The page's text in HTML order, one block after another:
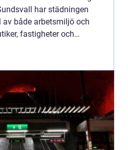
har städningen
både arbetsmiljö och
fastigheter och